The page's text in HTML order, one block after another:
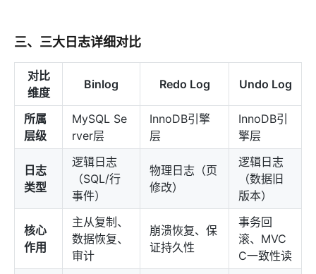
三、三大日志详细对比
对比
维度
Binlog Redo Log Undo Log
所属
层级
MySQL Se
rver层
InnoDB引擎
层
InnoDB引
擎层
日志
类型
逻辑日志
（SQL/行
事件）
物理日志（页
修改）
逻辑日志
（数据旧
版本）
核心
作用
主从复制、
数据恢复、
审计
崩溃恢复、保
证持久性
事务回
滚、MVC
C一致性读